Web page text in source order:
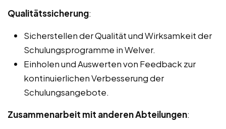
Qualitätssicherung:
Sicherstellen der Qualität und Wirksamkeit der
Schulungsprogramme in Welver.
Einholen und Auswerten von Feedback zur
kontinuierlichen Verbesserung der
Schulungsangebote.
Zusammenarbeit mit anderen Abteilungen: